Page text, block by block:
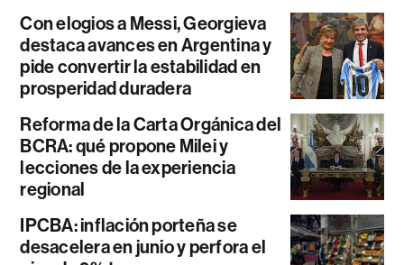
Con elogios a Messi, Georgieva
destaca avances en Argentina y
pide convertir la estabilidad en
prosperidad duradera
Reforma de la Carta Orgánica del
BCRA: qué propone Milei y
lecciones de la experiencia
regional
IPCBA: inflación porteña se
desacelera en junio y perfora el